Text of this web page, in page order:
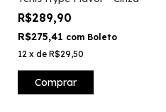
R$289,90
R$275,41 com Boleto
12 x de R$29,50
Comprar